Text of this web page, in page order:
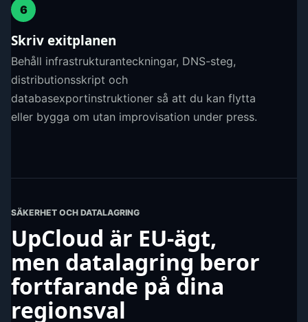
6
Skriv exitplanen
Behåll infrastrukturanteckningar, DNS-steg,
distributionsskript och
databasexportinstruktioner så att du kan flytta
eller bygga om utan improvisation under press.
SÄKERHET OCH DATALAGRING
UpCloud är EU-ägt,
men datalagring beror
fortfarande på dina
regionsval